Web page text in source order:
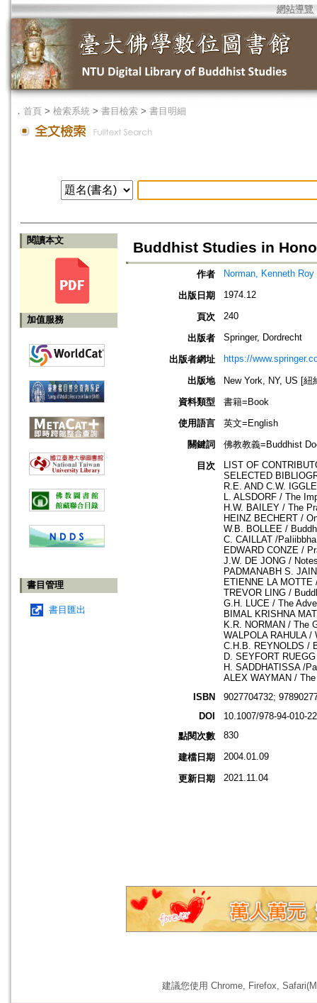
網站導覽
． 首頁 > 檢索系統 > 書目檢索 > 書目明細
閱讀本文
加值服務
書目管理
書目匯出
Buddhist Studies in
作者 Norman, Kenneth Roy
出版日期 1974.12
頁次 240
出版者 Springer, Dordrecht
出版者網址 https://
出版地
New York, NY, US [
資料類型
書籍=Book
使用語言
英文=English
關鍵詞
佛教教義=Buddhist
目次
LIST OF
SELECTED
R.E. AND C.W.
L. ALSDORF / The
H.W. BAILEY / The
HEINZ BECHERT /
W.B. BOLLEE /
C. CAILLAT /
EDWARD CONZE /
J.W. DE JONG /
PADMANABH S.
ETIENNE LA
TREVOR LING /
G.H. LUCE / The
BIMAL KRISHNA
K.R. NORMAN / The
WALPOLA RAHULA /
C.H.B. REYNOLDS /
D. SEYFORT
H. SADDHATISSA /
ALEX WAYMAN /
ISBN
9027704732;
DOI
10.1007/978-94-010-
點閱次數
830
建檔日期 2004.01.09
更新日期 2021.11.04
建議您使用 Chrome, Firefox,